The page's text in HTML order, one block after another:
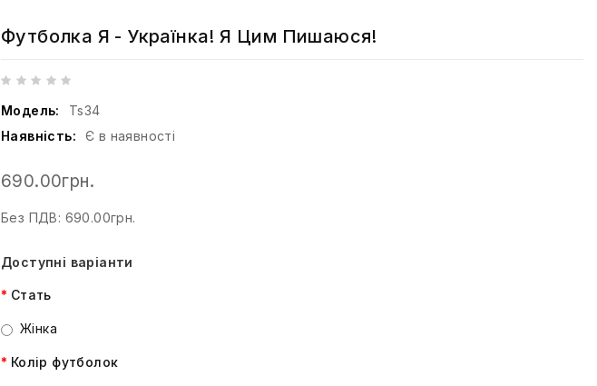
Футболка Я - Українка! Я Цим Пишаюся!
Модель:
Ts34
Наявність:
Є в наявності
690.00грн.
Без ПДВ: 690.00грн.
Доступні варіанти
Стать
Жінка
Колір футболок